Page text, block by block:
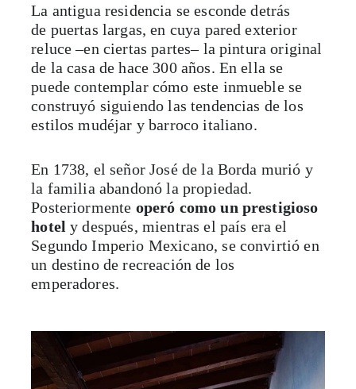
La antigua residencia se esconde detrás
de puertas largas, en cuya pared exterior
reluce –en ciertas partes– la pintura original
de la casa de hace 300 años. En ella se
puede contemplar cómo este inmueble se
construyó siguiendo las tendencias de los
estilos mudéjar y barroco italiano.
En 1738, el señor José de la Borda murió y
la familia abandonó la propiedad.
Posteriormente operó como un prestigioso
hotel y después, mientras el país era el
Segundo Imperio Mexicano, se convirtió en
un destino de recreación de los
emperadores.